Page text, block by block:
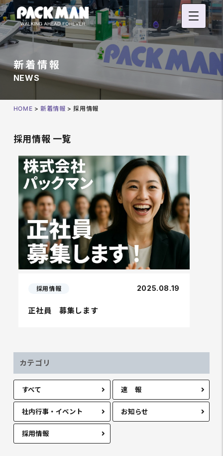
新着情報
NEWS
HOME >新着情報 >採用情報
カテゴリ
すべて 速 報
社内行事・イベント お知らせ
採用情報
採用情報 一覧
採用情報 2025.08.19
正社員 募集します